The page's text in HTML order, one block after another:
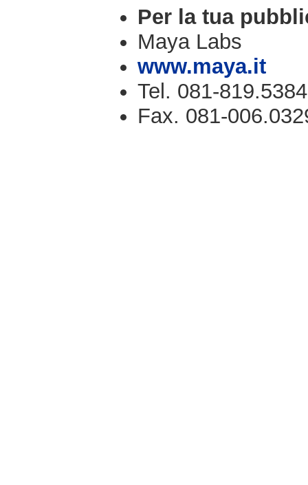
Per la tua
Maya Labs
www.maya.it
Tel. 081-819.5384
Fax. 081-